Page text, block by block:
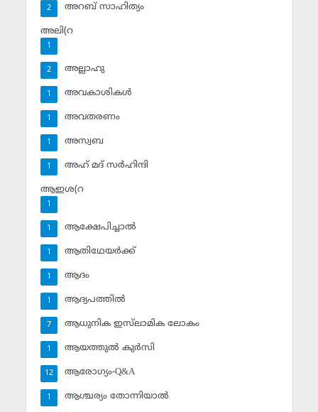
അറബ് സാഹിത്യം
2
അലി(റ
1
അല്ലാഹു
2
അവകാശികള്‍
1
അവതരണം
1
അസ്വബ
1
അഹ് മദ് സര്‍ഹിന്ദി
1
ആഇശ(റ
1
ആക്ഷേപിച്ചാല്‍
1
ആതിഥേയര്‍ക്ക്
1
ആദം
1
ആദ്യപത്തില്‍
1
ആധുനിക ഇസ്‌ലാമിക ലോകം
7
ആയത്തുല്‍ കുര്‍സി
1
ആരോഗ്യം-Q&A
12
ആശ്ചര്യം തോന്നിയാല്‍
1